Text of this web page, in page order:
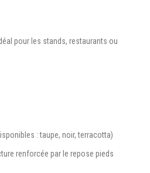
pour les stands, restaurants ou
: taupe, noir, terracotta)
renforcée par le repose pieds